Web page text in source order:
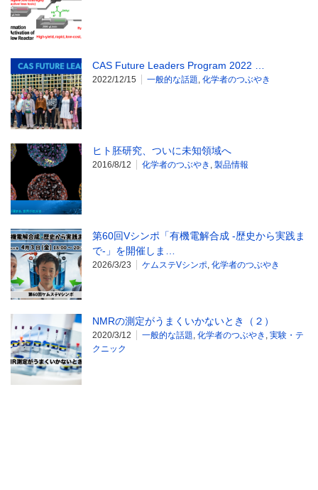
CAS Future Leaders Program 2022 …
2022/12/15 一般的な話題, 化学者のつぶやき
ヒト胚研究、ついに未知領域へ
2016/8/12 化学者のつぶやき , 製品情報
第60回Vシンポ「有機電解合成 -歴史から実践ま
で-」を開催しま…
2026/3/23 ケムステVシンポ, 化学者のつぶやき
NMRの測定がうまくいかないとき（２）
2020/3/12 一般的な話題, 化学者のつぶやき , 実験・テ
クニック